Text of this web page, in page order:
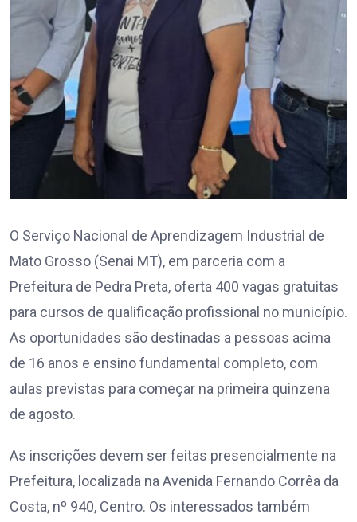
O Serviço Nacional de Aprendizagem Industrial de
Mato Grosso (Senai MT), em parceria com a
Prefeitura de Pedra Preta, oferta 400 vagas gratuitas
para cursos de qualificação profissional no município.
As oportunidades são destinadas a pessoas acima
de 16 anos e ensino fundamental completo, com
aulas previstas para começar na primeira quinzena
de agosto.
As inscrições devem ser feitas presencialmente na
Prefeitura, localizada na Avenida Fernando Corrêa da
Costa, nº 940, Centro. Os interessados também